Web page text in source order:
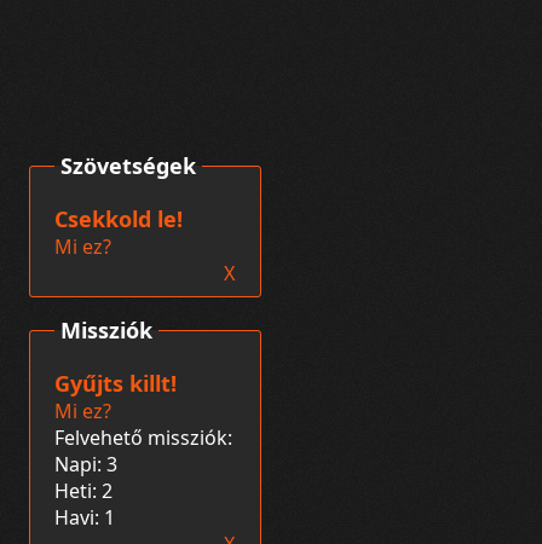
Missziók
Gyűjts killt!
Mi ez?
Felvehető missziók:
Napi: 3
Heti: 2
Havi: 1
Szövetségek
Csekkold le!
Mi ez?
X